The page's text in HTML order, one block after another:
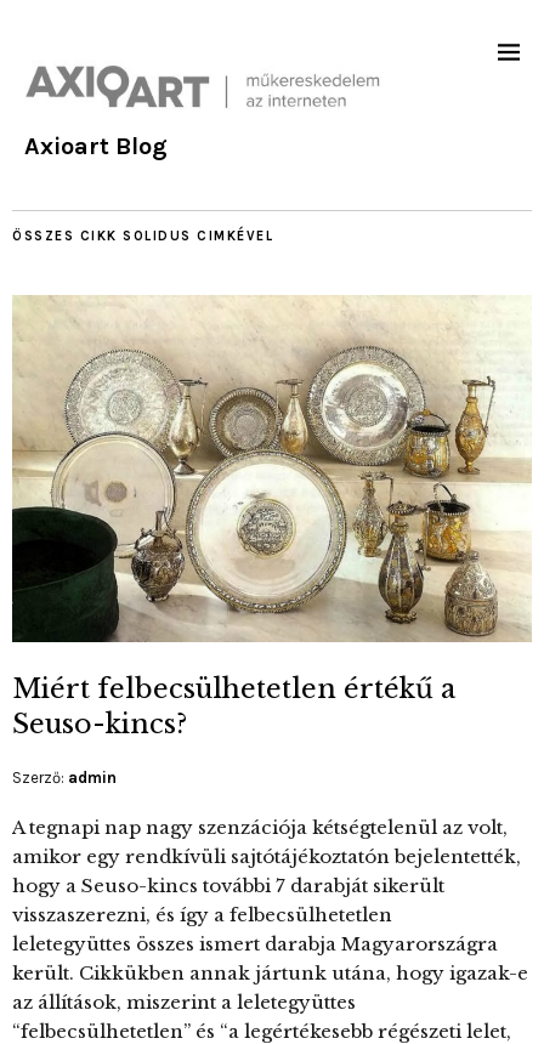
Axioart Blog
ÖSSZES CIKK SOLIDUS CIMKÉVEL
Miért felbecsülhetetlen értékű a
Seuso-kincs?
Szerző: admin
A tegnapi nap nagy szenzációja kétségtelenül az volt,
amikor egy rendkívüli sajtótájékoztatón bejelentették,
hogy a Seuso-kincs további 7 darabját sikerült
visszaszerezni, és így a felbecsülhetetlen
leletegyüttes összes ismert darabja Magyarországra
került. Cikkükben annak jártunk utána, hogy igazak-e
az állítások, miszerint a leletegyüttes
“felbecsülhetetlen” és “a legértékesebb régészeti lelet,